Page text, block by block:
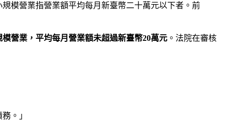
模營業指營業額平均每月新臺幣二十萬元以下者。前
模營業，平均每月營業額未超過新臺幣20萬元 。法院在審核
。」